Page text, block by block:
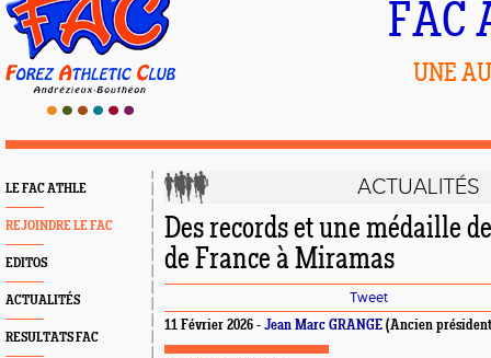
FAC
UNE
LE FAC ATHLE
REJOINDRE LE FAC
EDITOS
ACTUALITÉS
RESULTATS FAC
ACTUALITÉS
Des records et une médaille
de France à Miramas
Tweet
11 Février 2026 - Jean Marc GRANGE (Ancien